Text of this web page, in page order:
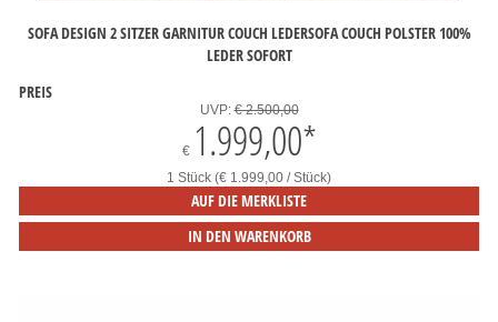
SOFA DESIGN 2 SITZER GARNITUR COUCH LEDERSOFA COUCH POLSTER 100%
LEDER SOFORT
PREIS
UVP:€ 2.500,00
€ 1.999,00*
1 Stück (€ 1.999,00 / Stück)
AUF DIE MERKLISTE
IN DEN WARENKORB